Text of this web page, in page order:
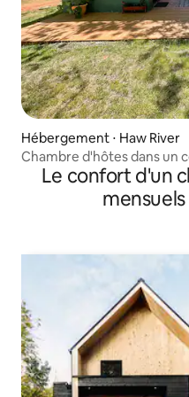
Hébergement ⋅ Haw River
Chambre d'hôtes dans un
12 hectares
Le confort d'un